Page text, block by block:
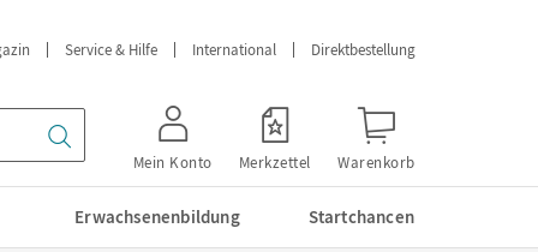
Service & Hilfe International Direktbestellung
Mein Konto Merkzettel Warenkorb
Erwachsenenbildung Startchancen